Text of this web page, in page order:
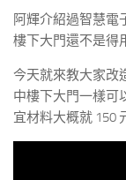
阿輝介紹過智慧電
樓下大門還不是得
今天就來教大家改
中樓下大門一樣可
宜材料大概就 150